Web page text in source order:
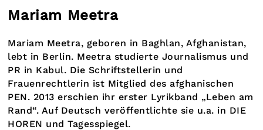
Mariam Meetra
Mariam Meetra, geboren in Baghlan, Afghanistan,
lebt in Berlin. Meetra studierte Journalismus und
PR in Kabul. Die Schriftstellerin und
Frauenrechtlerin ist Mitglied des afghanischen
PEN. 2013 erschien ihr erster Lyrikband „Leben am
Rand“. Auf Deutsch veröffentlichte sie u.a. in DIE
HOREN und Tagesspiegel.